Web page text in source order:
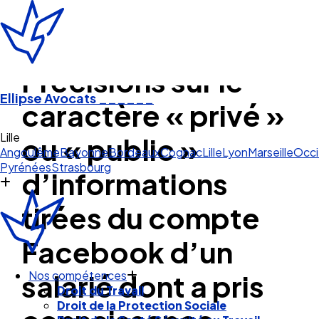
Ellipse Avocats______
Lille
AngoulêmeBayonneBordeauxCognacLilleLyonMarseille
PyrénéesStrasbourg
Nos compétences
Droit du Travail
Droit de la Protection Sociale
Précisions sur le
caractère « privé »
ou « public »
d’informations
tirées du compte
Facebook d’un
salarié dont a pris